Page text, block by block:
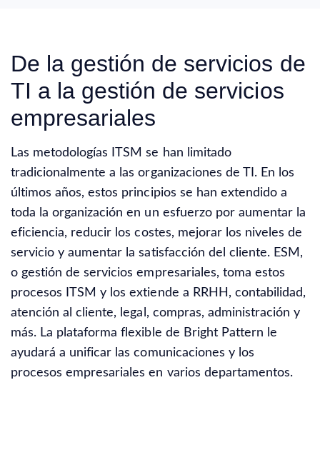
De la gestión de servicios de
TI a la gestión de servicios
empresariales
Las metodologías ITSM se han limitado
tradicionalmente a las organizaciones de TI. En los
últimos años, estos principios se han extendido a
toda la organización en un esfuerzo por aumentar la
eficiencia, reducir los costes, mejorar los niveles de
servicio y aumentar la satisfacción del cliente. ESM,
o gestión de servicios empresariales, toma estos
procesos ITSM y los extiende a RRHH, contabilidad,
atención al cliente, legal, compras, administración y
más. La plataforma flexible de Bright Pattern le
ayudará a unificar las comunicaciones y los
procesos empresariales en varios departamentos.